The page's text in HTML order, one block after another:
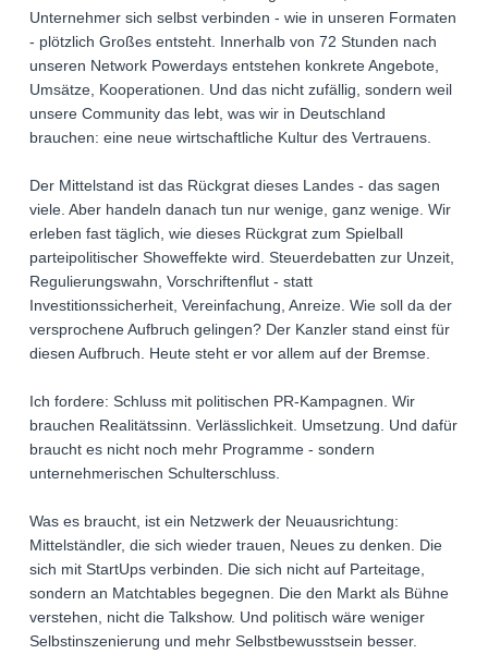
Unternehmer sich selbst verbinden - wie in unseren Formaten
- plötzlich Großes entsteht. Innerhalb von 72 Stunden nach
unseren Network Powerdays entstehen konkrete Angebote,
Umsätze, Kooperationen. Und das nicht zufällig, sondern weil
unsere Community das lebt, was wir in Deutschland
brauchen: eine neue wirtschaftliche Kultur des Vertrauens.
Der Mittelstand ist das Rückgrat dieses Landes - das sagen
viele. Aber handeln danach tun nur wenige, ganz wenige. Wir
erleben fast täglich, wie dieses Rückgrat zum Spielball
parteipolitischer Showeffekte wird. Steuerdebatten zur Unzeit,
Regulierungswahn, Vorschriftenflut - statt
Investitionssicherheit, Vereinfachung, Anreize. Wie soll da der
versprochene Aufbruch gelingen? Der Kanzler stand einst für
diesen Aufbruch. Heute steht er vor allem auf der Bremse.
Ich fordere: Schluss mit politischen PR-Kampagnen. Wir
brauchen Realitätssinn. Verlässlichkeit. Umsetzung. Und dafür
braucht es nicht noch mehr Programme - sondern
unternehmerischen Schulterschluss.
Was es braucht, ist ein Netzwerk der Neuausrichtung:
Mittelständler, die sich wieder trauen, Neues zu denken. Die
sich mit StartUps verbinden. Die sich nicht auf Parteitage,
sondern an Matchtables begegnen. Die den Markt als Bühne
verstehen, nicht die Talkshow. Und politisch wäre weniger
Selbstinszenierung und mehr Selbstbewusstsein besser.